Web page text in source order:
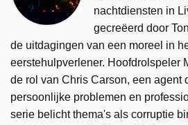
nachtdiensten in
gecreëerd door
de uitdagingen van een moreel in
eerstehulpverlener. Hoofdrolspeler
de rol van Chris Carson, een agent
persoonlijke problemen en
serie belicht thema's als corruptie